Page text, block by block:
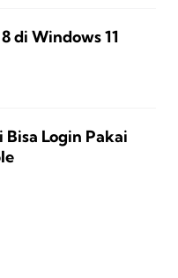
di Windows 11
Login Pakai